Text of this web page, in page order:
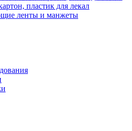
пластик для лекал
ленты и манжеты